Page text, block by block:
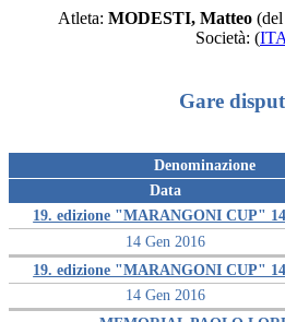
Atleta: MODESTI, Matteo
Società: (
Gare
Data
Denominazione
14 Gen 2016
19. edizione "MARANGONI CUP"
14 Gen 2016
19. edizione "MARANGONI CUP"